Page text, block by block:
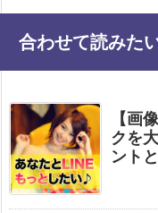
合わせて読みた
【画
クを
ント